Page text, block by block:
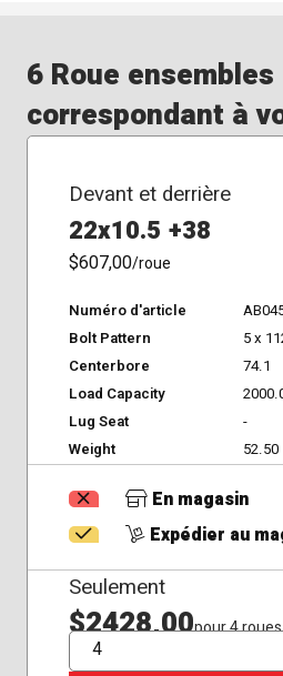
6 Roue ensembles
correspondant à
Devant et derrière
22x10.5 +38
$607,00/roue
Numéro d'article
Bolt Pattern
5 x
Centerbore
74.1
Load Capacity
Lug Seat
-
Weight
52.50
En magasin
Expédier au
Seulement
$2428,00pour 4 roues
QTÉ